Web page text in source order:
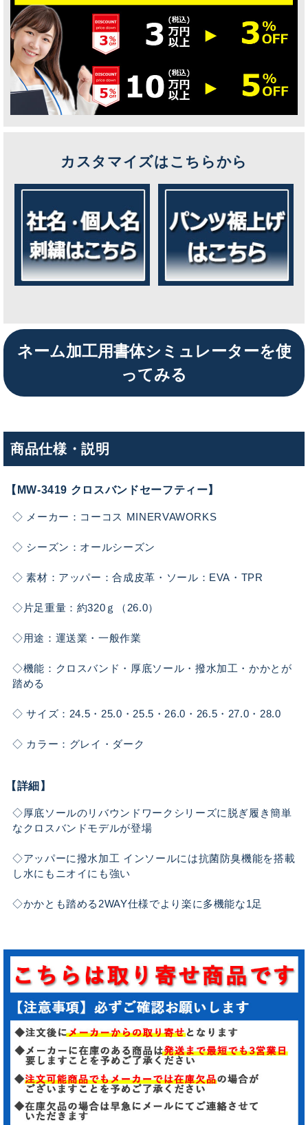
カスタマイズはこちらから
ネーム加工用書体シミュレーターを使
ってみる
商品仕様・説明
【MW-3419 クロスバンドセーフティー】
◇ メーカー：コーコス MINERVAWORKS
◇ シーズン：オールシーズン
◇ 素材：アッパー：合成皮革・ソール：EVA・TPR
◇片足重量：約320ｇ（26.0）
◇用途：運送業・一般作業
◇機能：クロスバンド・厚底ソール・撥水加工・かかとが
踏める
◇ サイズ：24.5・25.0・25.5・26.0・26.5・27.0・28.0
◇ カラー：グレイ・ダーク
【詳細】
◇厚底ソールのリバウンドワークシリーズに脱ぎ履き簡単
なクロスバンドモデルが登場
◇アッパーに撥水加工 インソールには抗菌防臭機能を搭載
し水にもニオイにも強い
◇かかとも踏める2WAY仕様でより楽に多機能な1足